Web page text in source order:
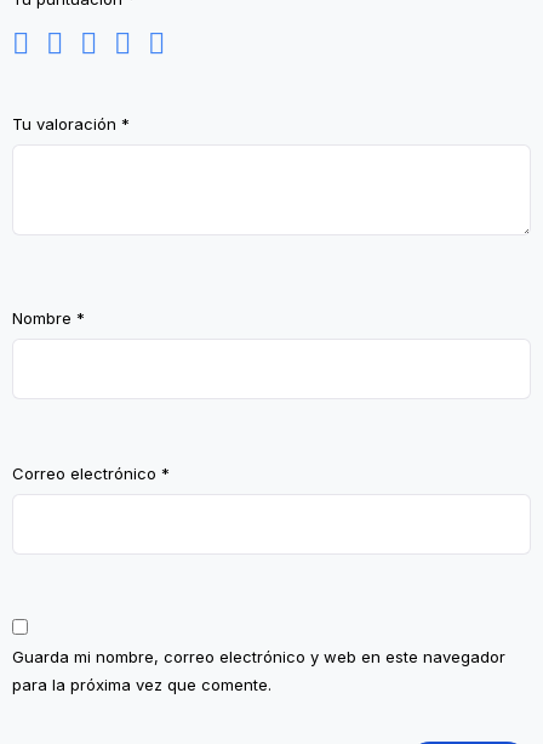
Tu valoración *
Nombre *
Correo electrónico *
Guarda mi nombre, correo electrónico y web en este navegador
para la próxima vez que comente.